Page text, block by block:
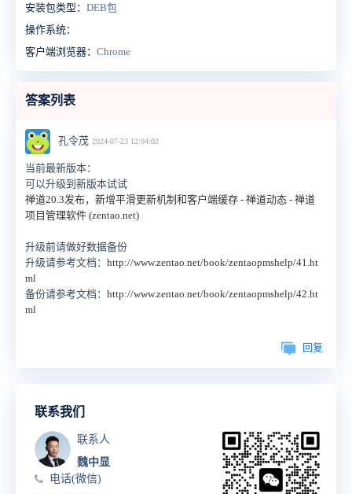
安装包类型： DEB包
操作系统：
客户端浏览器： Chrome
答案列表
孔令茂 2024-07-23 12:04:02
当前最新版本：
可以升级到新版本试试
禅道20.3发布，新增平滑更新机制和客户端缓存 - 禅道动态 - 禅道
项目管理软件 (zentao.net)
升级前请做好数据备份
升级请参考文档： http://www.zentao.net/book/zentaopmshelp/41.ht
ml
备份请参考文档： http://www.zentao.net/book/zentaopmshelp/42.ht
ml
回复
联系我们
联系人
魏中显
电话(微信)